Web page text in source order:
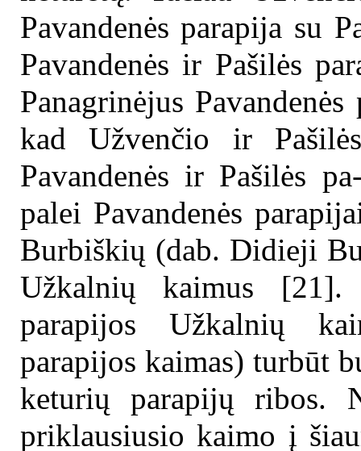
Pavandenės parapija su
Pavandenės ir Pašilės
Panagrinėjus
kad Užvenčio ir
Pavandenės ir Pašilės
palei Pavandenės
Burbiškių (dab. Didieji
Užkalnių kaimus [21].
parapijos Užkalnių
parapijos kaimas) turbūt
keturių parapijų ribos.
priklausiusio kaimo į